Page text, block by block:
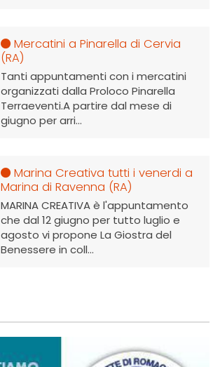
Mercatini a Pinarella di Cervia
(RA)
Tanti appuntamenti con i mercatini
organizzati dalla Proloco Pinarella
Terraeventi.A partire dal mese di
giugno per arri...
Marina Creativa tutti i venerdi a
Marina di Ravenna (RA)
MARINA CREATIVA è l'appuntamento
che dal 12 giugno per tutto luglio e
agosto vi propone La Giostra del
Benessere in coll...